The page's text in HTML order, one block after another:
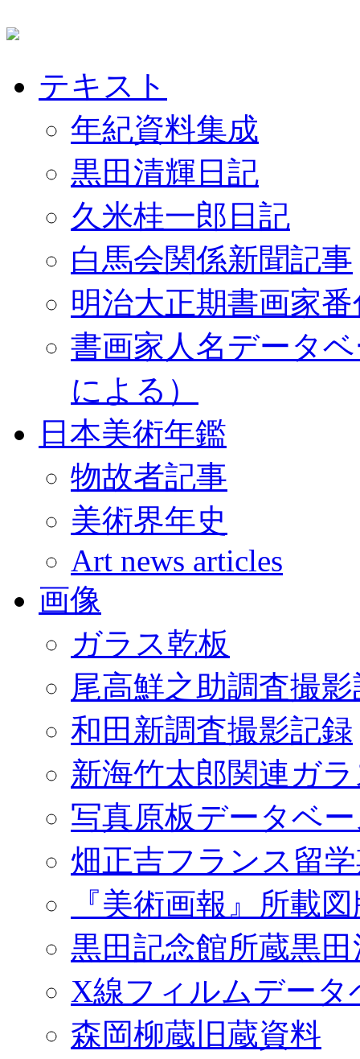
テキスト
年紀資料集成
黒田清輝日記
久米桂一郎日記
白馬会関係新聞記事
明治大正期書画家
書画家人名データ
による）
日本美術年鑑
物故者記事
美術界年史
Art news articles
画像
ガラス乾板
尾高鮮之助調査撮
和田新調査撮影記録
新海竹太郎関連ガ
写真原板データベ
畑正吉フランス留
『美術画報』所載
黒田記念館所蔵黒
X線フィルムデータ
森岡柳蔵旧蔵資料